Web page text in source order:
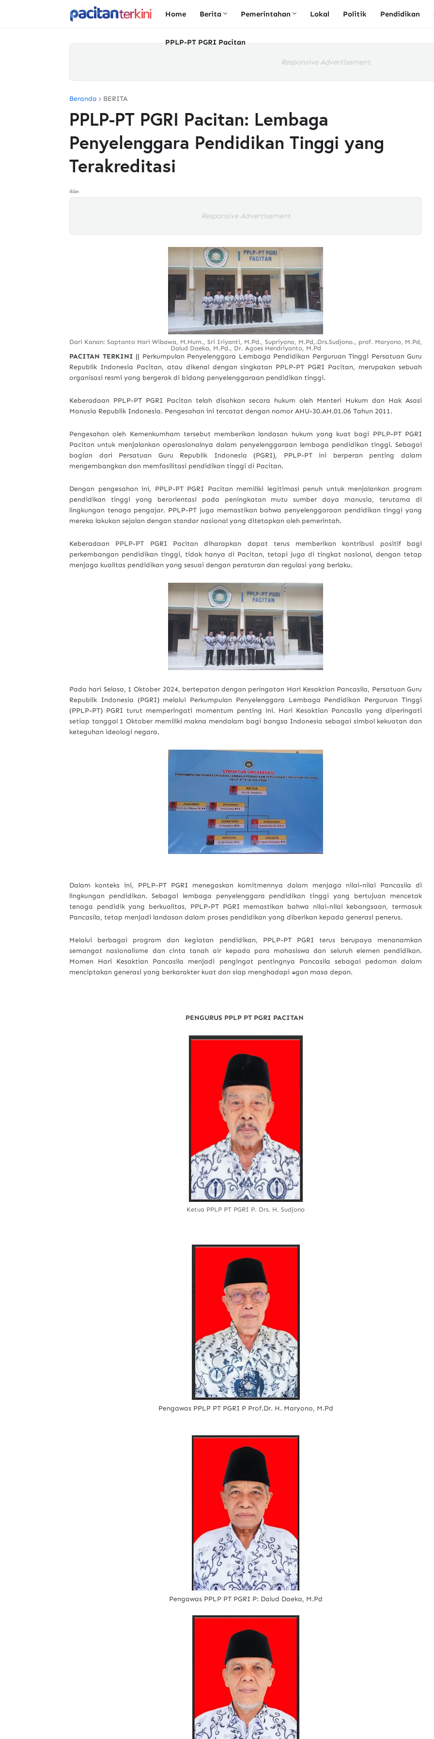
Home Berita Pemerintahan Lokal Politik Pendidikan
PPLP-PT PGRI Pacitan
Responsive Advertisement
Beranda BERITA
PPLP-PT PGRI Pacitan: Lembaga
Penyelenggara Pendidikan Tinggi yang
Terakreditasi
Iklan
Responsive Advertisement
Dari Kanan: Saptanto Hari Wibawa, M.Hum., Sri Iriyanti, M.Pd., Supriyono, M.Pd,.Drs.Sudjono., prof. Maryono, M.Pd,
Dalud Daeka, M.Pd., Dr. Agoes Hendriyanto, M.Pd
PACITAN TERKINI || Perkumpulan Penyelenggara Lembaga Pendidikan Perguruan Tinggi Persatuan Guru
Republik Indonesia Pacitan, atau dikenal dengan singkatan PPLP-PT PGRI Pacitan, merupakan sebuah
organisasi resmi yang bergerak di bidang penyelenggaraan pendidikan tinggi.
Keberadaan PPLP-PT PGRI Pacitan telah disahkan secara hukum oleh Menteri Hukum dan Hak Asasi
Manusia Republik Indonesia. Pengesahan ini tercatat dengan nomor AHU-30.AH.01.06 Tahun 2011.
Pengesahan oleh Kemenkumham tersebut memberikan landasan hukum yang kuat bagi PPLP-PT PGRI
Pacitan untuk menjalankan operasionalnya dalam penyelenggaraan lembaga pendidikan tinggi. Sebagai
bagian dari Persatuan Guru Republik Indonesia (PGRI), PPLP-PT ini berperan penting dalam
mengembangkan dan memfasilitasi pendidikan tinggi di Pacitan.
Dengan pengesahan ini, PPLP-PT PGRI Pacitan memiliki legitimasi penuh untuk menjalankan program
pendidikan tinggi yang berorientasi pada peningkatan mutu sumber daya manusia, terutama di
lingkungan tenaga pengajar. PPLP-PT juga memastikan bahwa penyelenggaraan pendidikan tinggi yang
mereka lakukan sejalan dengan standar nasional yang ditetapkan oleh pemerintah.
Keberadaan PPLP-PT PGRI Pacitan diharapkan dapat terus memberikan kontribusi positif bagi
perkembangan pendidikan tinggi, tidak hanya di Pacitan, tetapi juga di tingkat nasional, dengan tetap
menjaga kualitas pendidikan yang sesuai dengan peraturan dan regulasi yang berlaku.
Pada hari Selasa, 1 Oktober 2024, bertepatan dengan peringatan Hari Kesaktian Pancasila, Persatuan Guru
Republik Indonesia (PGRI) melalui Perkumpulan Penyelenggara Lembaga Pendidikan Perguruan Tinggi
(PPLP-PT) PGRI turut memperingati momentum penting ini. Hari Kesaktian Pancasila yang diperingati
setiap tanggal 1 Oktober memiliki makna mendalam bagi bangsa Indonesia sebagai simbol kekuatan dan
keteguhan ideologi negara.
Dalam konteks ini, PPLP-PT PGRI menegaskan komitmennya dalam menjaga nilai-nilai Pancasila di
lingkungan pendidikan. Sebagai lembaga penyelenggara pendidikan tinggi yang bertujuan mencetak
tenaga pendidik yang berkualitas, PPLP-PT PGRI memastikan bahwa nilai-nilai kebangsaan, termasuk
Pancasila, tetap menjadi landasan dalam proses pendidikan yang diberikan kepada generasi penerus.
Melalui berbagai program dan kegiatan pendidikan, PPLP-PT PGRI terus berupaya menanamkan
semangat nasionalisme dan cinta tanah air kepada para mahasiswa dan seluruh elemen pendidikan.
Momen Hari Kesaktian Pancasila menjadi pengingat pentingnya Pancasila sebagai pedoman dalam
menciptakan generasi yang berkarakter kuat dan siap menghadapi tantangan masa depan.
PENGURUS PPLP PT PGRI PACITAN
Ketua PPLP PT PGRI P. Drs. H. Sudjono
Pengawas PPLP PT PGRI P Prof.Dr. H. Maryono, M.Pd
Pengawas PPLP PT PGRI P: Dalud Daeka, M.Pd